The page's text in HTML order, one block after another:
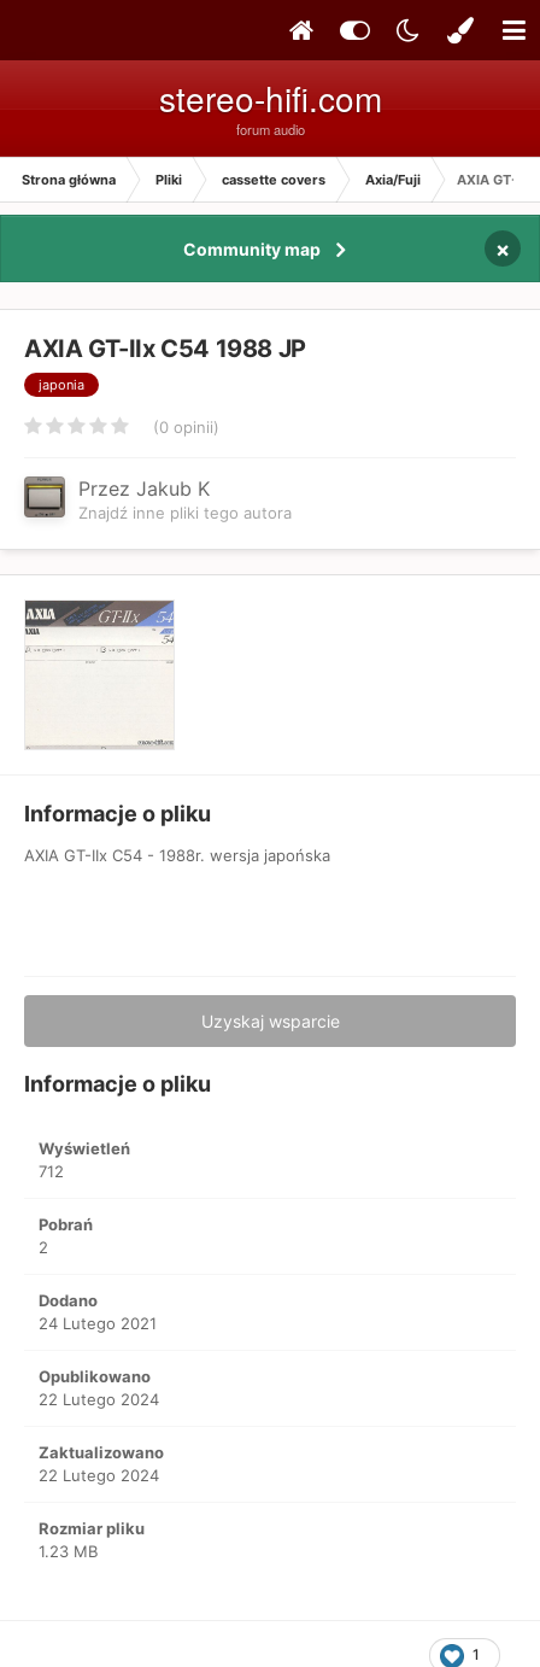
stereo-hifi.com
forum audio
Strona główna Pliki cassette covers Axia/Fuji AXIA GT-IIx
Community map ×
AXIA GT-IIx C54 1988 JP
japonia
(0 opinii)
Przez Jakub K
Znajdź inne pliki tego autora
Informacje o pliku
AXIA GT-IIx C54 - 1988r. wersja japońska
Uzyskaj wsparcie
Informacje o pliku
Wyświetleń
712
Pobrań
2
Dodano
24 Lutego 2021
Opublikowano
22 Lutego 2024
Zaktualizowano
22 Lutego 2024
Rozmiar pliku
1.23 MB
1